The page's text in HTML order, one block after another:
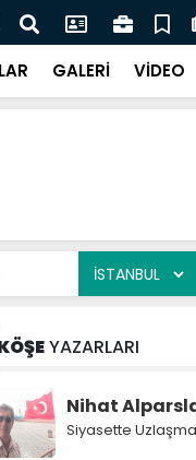
başkanı daha AK
GALERİ VİDEO
YAZARLARI
Nihat
Siyasette Uzlaşma